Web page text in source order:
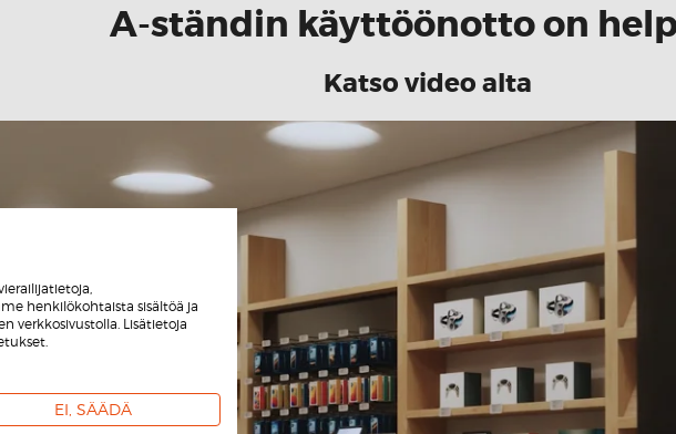
A-ständin käyttöönotto on
Katso video alta
henkilökohtaista sisältöä ja
verkkosivustolla. Lisätietoja
EI, SÄÄDÄ